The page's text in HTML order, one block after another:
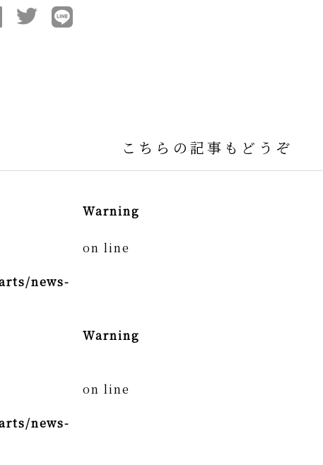
こちらの記事もどうぞ
Warning
news-
on line
Warning
news-
on line